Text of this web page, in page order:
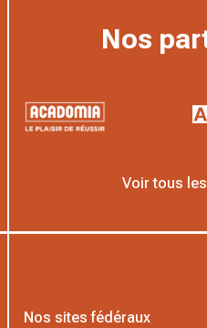
Nos
Voir tous
Nos sites fédéraux